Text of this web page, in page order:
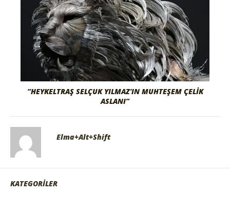
“HEYKELTRAŞ SELÇUK YILMAZ’IN MUHTEŞEM ÇELİK
ASLANI”
Elma+Alt+Shift
KATEGORİLER